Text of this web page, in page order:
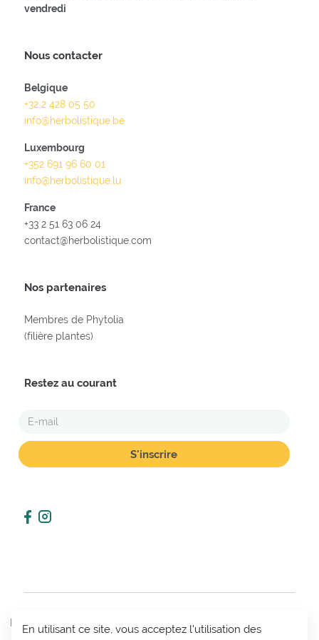
vendredi
Nous contacter
Belgique
+32 2 428 05 50
info@herbolistique.be
Luxembourg
+352 691 96 60 01
info@herbolistique.lu
France
+33 2 51 63 06 24
contact@herbolistique.com
Nos partenaires
Membres de Phytolia
(filière plantes)
Restez au courant
E-
POLITIQUE
CONDITIONS
En utilisant ce site, vous acceptez l'utilisation des